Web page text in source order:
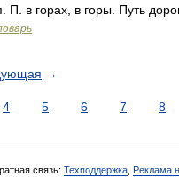
П. в горах, в горы. Путь
→
4 5 6 7 8
связь: Техподдержка Реклама